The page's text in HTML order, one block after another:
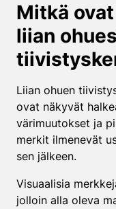
Mitkä
liian
Liian ohuen
ovat näkyvät
värimuutokset ja
merkit ilmenevät
sen jälkeen.
Visuaalisia
jolloin alla oleva